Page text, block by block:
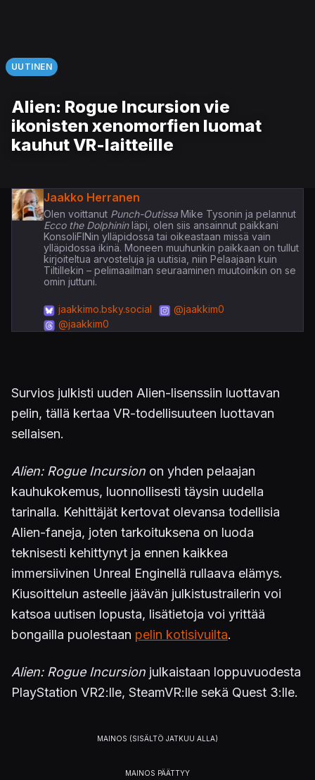
UUTINEN
Alien: Rogue Incursion vie
ikonisten xenomorfien luomat
kauhut VR-laitteille
Jaakko Herranen
Olen voittanutPunch-OutissaMike Tysonin ja pelannut
Ecco the Dolphininläpi, olen siis ansainnut paikkani
KonsoliFINin ylläpidossa tai oikeastaan missä vain
ylläpidossa ikinä. Moneen muuhunkin paikkaan on tullut
kirjoiteltua arvosteluja ja uutisia, niin Pelaajaan kuin
Tiltillekin – pelimaailman seuraaminen muutoinkin on se
omin juttuni.
jaakkimo.bsky.social
@jaakkim0
@jaakkim0
Survios julkisti uuden Alien-lisenssiin luottavan
pelin, tällä kertaa VR-todellisuuteen luottavan
sellaisen.
Alien: Rogue Incursion on yhden pelaajan
kauhukokemus, luonnollisesti täysin uudella
tarinalla. Kehittäjät kertovat olevansa todellisia
Alien-faneja, joten tarkoituksena on luoda
teknisesti kehittynyt ja ennen kaikkea
immersiivinen Unreal Enginellä rullaava elämys.
Kiusoittelun asteelle jäävän julkistustrailerin voi
katsoa uutisen lopusta, lisätietoja voi yrittää
bongailla puolestaan pelin kotisivuilta.
Alien: Rogue Incursion julkaistaan loppuvuodesta
PlayStation VR2:lle, SteamVR:lle sekä Quest 3:lle.